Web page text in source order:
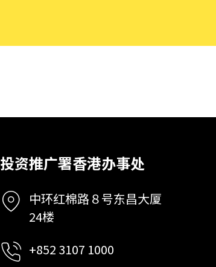
投资推广署香港办事处
中环红棉路８号东昌大厦
24楼
+852 3107 1000